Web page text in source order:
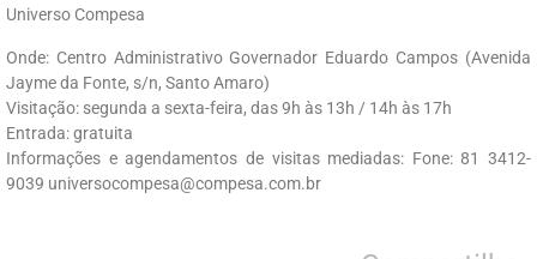
Universo Compesa
Onde: Centro Administrativo Governador Eduardo Campos (Avenida
Jayme da Fonte, s/n, Santo Amaro)
Visitação: segunda a sexta-feira, das 9h às 13h / 14h às 17h
Entrada: gratuita
Informações e agendamentos de visitas mediadas: Fone: 81 3412-
9039 universocompesa@compesa.com.br